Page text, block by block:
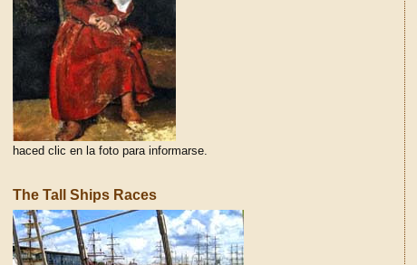
haced clic en la foto para informarse.
The Tall Ships Races